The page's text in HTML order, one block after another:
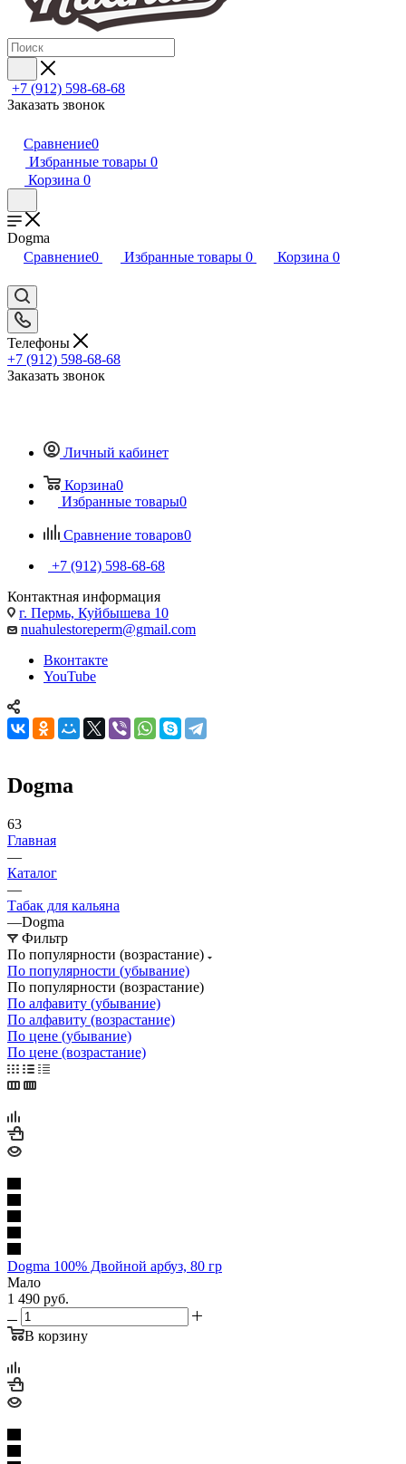
+7 (912) 598-68-68
Заказать звонок
Сравнение0
Избранные товары 0
Корзина 0
Dogma
Сравнение0 Избранные товары 0 Корзина 0
Телефоны
+7 (912) 598-68-68
Заказать звонок
Личный кабинет
Корзина0
Избранные товары0
Сравнение товаров0
+7 (912) 598-68-68
Контактная информация
г. Пермь, Куйбышева 10
nuahulestoreperm@gmail.com
Вконтакте
YouTube
Dogma
63
Главная
—
Каталог
—
Табак для кальяна
—Dogma
Фильтр
По популярности (возрастание)
По популярности (убывание)
По популярности (возрастание)
По алфавиту (убывание)
По алфавиту (возрастание)
По цене (убывание)
По цене (возрастание)
Dogma 100% Двойной арбуз, 80 гр
Мало
1 490 руб.
В корзину